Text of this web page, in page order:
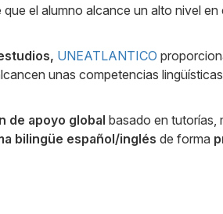
el alumno alcance un alto nivel
UNEATLANTICO
unas competencias
de apoyo global basado en tutorías,
bilingüe español/inglés de forma